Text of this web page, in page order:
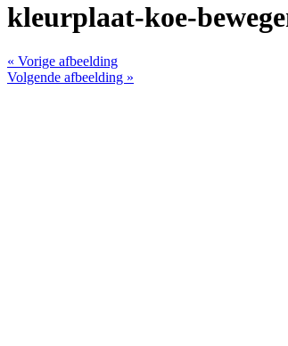
kleurplaat-koe-
« Vorige afbeelding
Volgende afbeelding »